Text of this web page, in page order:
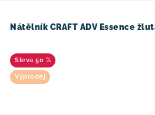
Nátělník CRAFT ADV Essence
50 %
Výprodej